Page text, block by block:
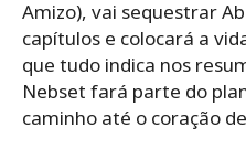
Amizo), vai sequestrar
capítulos e colocará a
que tudo indica nos
Nebset fará parte do
caminho até o coração